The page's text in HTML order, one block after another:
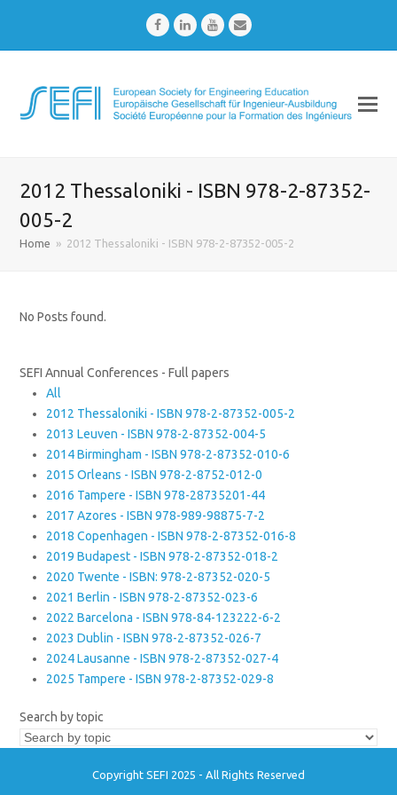
FacebookLinkedInYoutubeEmail
2012 Thessaloniki - ISBN 978-2-87352-
005-2
Home » 2012 Thessaloniki - ISBN 978-2-87352-005-2
No Posts found.
SEFI Annual Conferences - Full papers
All
2012 Thessaloniki - ISBN 978-2-87352-005-2
2013 Leuven - ISBN 978-2-87352-004-5
2014 Birmingham - ISBN 978-2-87352-010-6
2015 Orleans - ISBN 978-2-8752-012-0
2016 Tampere - ISBN 978-28735201-44
2017 Azores - ISBN 978-989-98875-7-2
2018 Copenhagen - ISBN 978-2-87352-016-8
2019 Budapest - ISBN 978-2-87352-018-2
2020 Twente - ISBN: 978-2-87352-020-5
2021 Berlin - ISBN 978-2-87352-023-6
2022 Barcelona - ISBN 978-84-123222-6-2
2023 Dublin - ISBN 978-2-87352-026-7
2024 Lausanne - ISBN 978-2-87352-027-4
2025 Tampere - ISBN 978-2-87352-029-8
Search by topic
Copyright SEFI 2025 - All Rights Reserved